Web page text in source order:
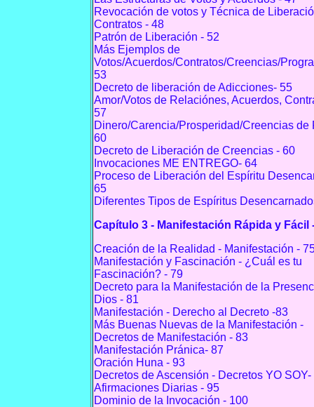
Revocación de votos y Técnica de
Contratos - 48
Patrón de Liberación - 52
Más Ejemplos de
Votos/Acuerdos/Contratos/Creencias/
53
Decreto de liberación de Adicciones- 55
Amor/Votos de Relaciónes, Acuerdos,
57
Dinero/Carencia/Prosperidad/Creencias de
60
Decreto de Liberación de Creencias - 60
Invocaciones ME ENTREGO- 64
Proceso de Liberación del Espíritu
65
Diferentes Tipos de Espíritus
Capítulo 3 - Manifestación Rápida y Fácil
Creación de la Realidad - Manifestación -
Manifestación y Fascinación - ¿Cuál es tu
Fascinación? - 79
Decreto para la Manifestación de la
Dios - 81
Manifestación - Derecho al Decreto -83
Más Buenas Nuevas de la Manifestación -
Decretos de Manifestación - 83
Manifestación Pránica- 87
Oración Huna - 93
Decretos de Ascensión - Decretos YO SOY-
Afirmaciones Diarias - 95
Dominio de la Invocación - 100